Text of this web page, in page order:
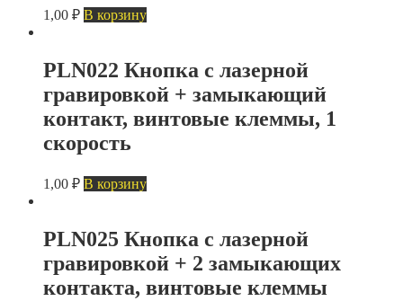
1,00 ₽ В корзину
PLN022 Кнопка с лазерной
гравировкой + замыкающий
контакт, винтовые клеммы, 1
скорость
1,00 ₽ В корзину
PLN025 Кнопка с лазерной
гравировкой + 2 замыкающих
контакта, винтовые клеммы